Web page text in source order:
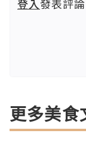
登入發表評論
更多美食